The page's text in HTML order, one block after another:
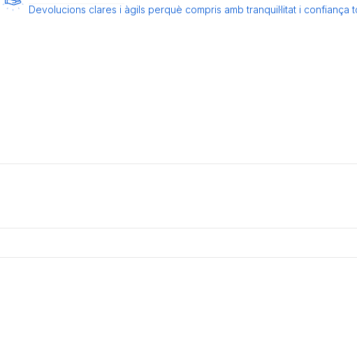
Devolucions clares i àgils perquè compris amb tranquil·litat i confiança